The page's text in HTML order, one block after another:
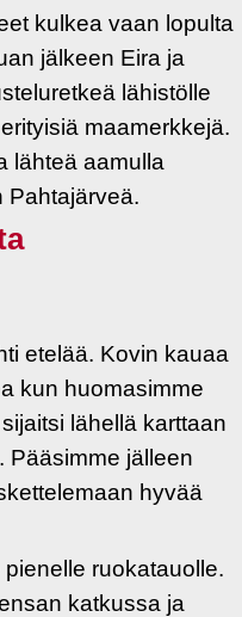
kulkea vaan lopulta
jälkeen Eira ja
lähistölle
maamerkkejä.
lähteä aamulla
Pahtajärveä.
etelää. Kovin kauaa
kun huomasimme
lähellä karttaan
Pääsimme jälleen
hyvää
ruokatauolle.
katkussa ja